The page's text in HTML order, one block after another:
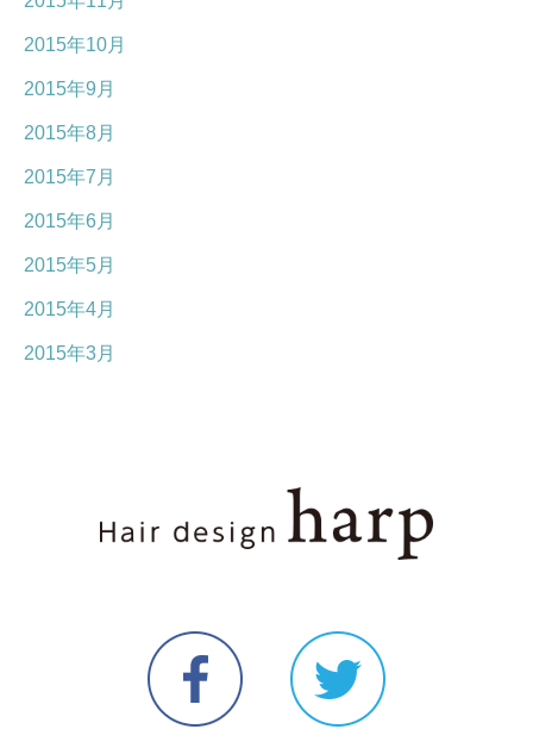
2015年10月
2015年9月
2015年8月
2015年7月
2015年6月
2015年5月
2015年4月
2015年3月